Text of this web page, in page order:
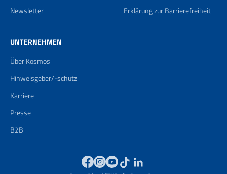
Newsletter
Erklärung zur Barrierefreiheit
UNTERNEHMEN
Über Kosmos
Hinweisgeber/-schutz
Karriere
Presse
B2B